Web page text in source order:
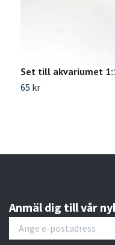
Set till akvariumet
65 kr
Anmäl dig till vår